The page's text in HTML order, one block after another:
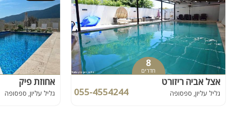
8
חדרים
אצל אביה ריזורט
גליל עליון, ספסופה 055-4554244
אחוזת פיק
גליל עליון, ספסופה